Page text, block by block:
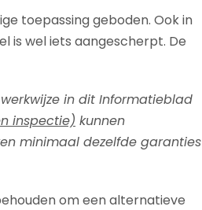
toepassing geboden. Ook in
is wel iets aangescherpt. De
in dit Informatieblad
inspectie) kunnen
minimaal dezelfde garanties
om een alternatieve